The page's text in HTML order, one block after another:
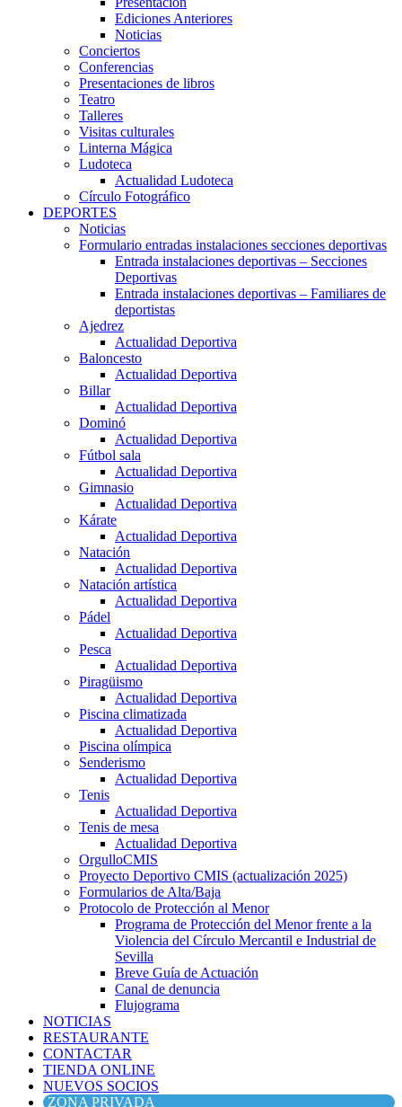
Ediciones Anteriores
Noticias
Conciertos
Conferencias
Presentaciones de libros
Teatro
Talleres
Visitas culturales
Linterna Mágica
Ludoteca
Actualidad Ludoteca
Círculo Fotográfico
DEPORTES
Noticias
Formulario entradas instalaciones secciones deportivas
Entrada instalaciones deportivas – Secciones
Deportivas
Entrada instalaciones deportivas – Familiares de
deportistas
Ajedrez
Actualidad Deportiva
Baloncesto
Actualidad Deportiva
Billar
Actualidad Deportiva
Dominó
Actualidad Deportiva
Fútbol sala
Actualidad Deportiva
Gimnasio
Actualidad Deportiva
Kárate
Actualidad Deportiva
Natación
Actualidad Deportiva
Natación artística
Actualidad Deportiva
Pádel
Actualidad Deportiva
Pesca
Actualidad Deportiva
Piragüismo
Actualidad Deportiva
Piscina climatizada
Actualidad Deportiva
Piscina olímpica
Senderismo
Actualidad Deportiva
Tenis
Actualidad Deportiva
Tenis de mesa
Actualidad Deportiva
OrgulloCMIS
Proyecto Deportivo CMIS (actualización 2025)
Formularios de Alta/Baja
Protocolo de Protección al Menor
Programa de Protección del Menor frente a la
Violencia del Círculo Mercantil e Industrial de
Sevilla
Breve Guía de Actuación
Canal de denuncia
Flujograma
NOTICIAS
RESTAURANTE
CONTACTAR
TIENDA ONLINE
NUEVOS SOCIOS
ZONA PRIVADA